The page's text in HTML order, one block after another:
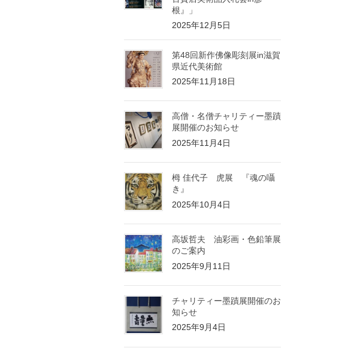
根』」
2025年12月5日
第48回新作佛像彫刻展in滋賀
県近代美術館
2025年11月18日
高僧・名僧チャリティー墨蹟
展開催のお知らせ
2025年11月4日
栂 佳代子 虎展 『魂の囁
き』
2025年10月4日
高坂哲夫 油彩画・色鉛筆展
のご案内
2025年9月11日
チャリティー墨蹟展開催のお
知らせ
2025年9月4日